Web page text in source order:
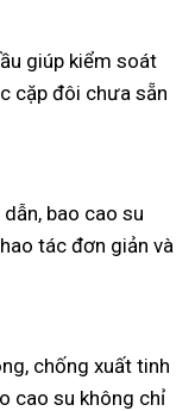
giúp kiểm soát
cặp đôi chưa sẵn
bao cao su
tác đơn giản và
chống xuất tinh
cao su không chỉ